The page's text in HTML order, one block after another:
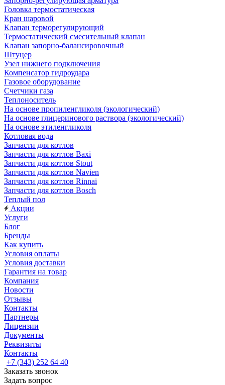
Головка термостатическая
Кран шаровой
Клапан терморегулирующий
Термостатический смесительный клапан
Клапан запорно-балансировочный
Штуцер
Узел нижнего подключения
Компенсатор гидроудара
Газовое оборудование
Счетчики газа
Теплоноситель
На основе пропиленгликоля (экологический)
На основе глицеринового раствора (экологический)
На основе этиленгликоля
Котловая вода
Запчасти для котлов
Запчасти для котлов Baxi
Запчасти для котлов Stout
Запчасти для котлов Navien
Запчасти для котлов Rinnai
Запчасти для котлов Bosch
Теплый пол
Акции
Услуги
Блог
Бренды
Как купить
Условия оплаты
Условия доставки
Гарантия на товар
Компания
Новости
Отзывы
Контакты
Партнеры
Лицензии
Документы
Реквизиты
Контакты
+7 (343) 252 64 40
Заказать звонок
Задать вопрос